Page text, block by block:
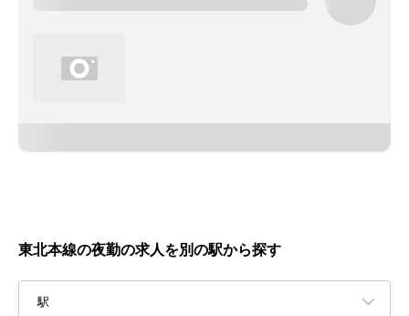
東北本線の夜勤の求人を別の駅から探す
駅